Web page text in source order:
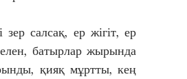
батырлар жырында
қияқ мұртты, кең